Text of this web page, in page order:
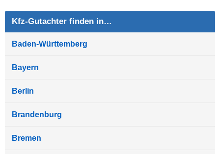
Kfz-Gutachter finden in…
Baden-Württemberg
Bayern
Berlin
Brandenburg
Bremen